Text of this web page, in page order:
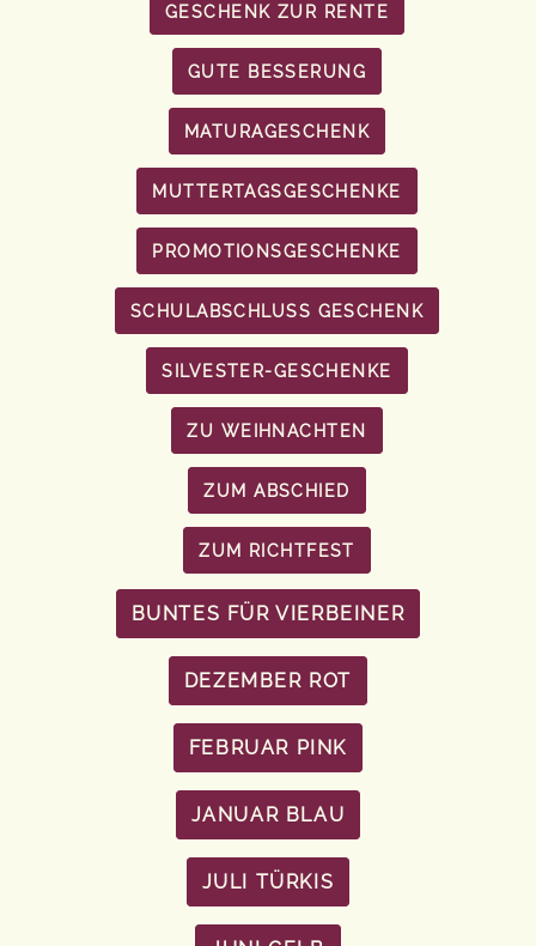
GESCHENK ZUR RENTE
GUTE BESSERUNG
MATURAGESCHENK
MUTTERTAGSGESCHENKE
PROMOTIONSGESCHENKE
SCHULABSCHLUSS GESCHENK
SILVESTER-GESCHENKE
ZU WEIHNACHTEN
ZUM ABSCHIED
ZUM RICHTFEST
BUNTES FÜR VIERBEINER
DEZEMBER ROT
FEBRUAR PINK
JANUAR BLAU
JULI TÜRKIS